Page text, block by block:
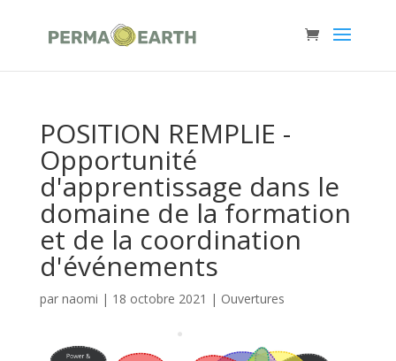
POSITION REMPLIE -
Opportunité
d'apprentissage dans le
domaine de la formation
et de la coordination
d'événements
par naomi | 18 octobre 2021 | Ouvertures